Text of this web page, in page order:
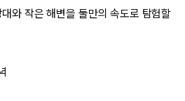
와 작은 해변을 둘만의 속도로 탐험할